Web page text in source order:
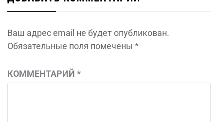
Ваш адрес email не будет опубликован.
Обязательные поля помечены *
КОММЕНТАРИЙ *